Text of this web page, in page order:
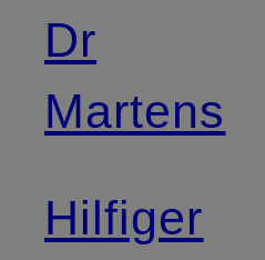
Dr
Martens
Hilfiger